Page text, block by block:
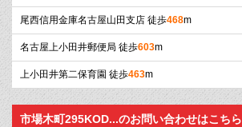
尾西信用金庫名古屋山田支店 徒歩468m
名古屋上小田井郵便局 徒歩603m
上小田井第二保育園 徒歩463m
市場木町295KOD...のお問い合わせはこちら